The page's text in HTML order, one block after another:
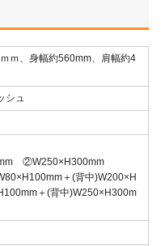
ｍ、身幅約560mm、肩幅約4
シュ
②W250×H300mm
＋(背中)W200×H
＋(背中)W250×H300m